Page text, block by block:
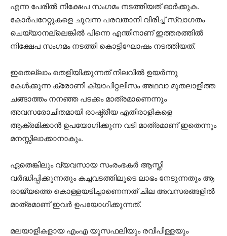
എന്ന പേരില്‍ നിക്ഷേപ സംഗമം നടത്തിയത് ഓര്‍ക്കുക.
കോര്‍പറേറ്റുകളെ ചുവന്ന പരവതാനി വിരിച്ച് സ്വാഗതം
ചെയ്യാനല്ലെങ്കില്‍ പിന്നെ എന്തിനാണ് ഇത്തരത്തില്‍
നിക്ഷേപ സംഗമം നടത്തി കൊട്ടിഘോഷം നടത്തിയത്.
ഇതെല്ലാം തെളിയിക്കുന്നത് നിലവില്‍ ഉയര്‍ന്നു
കേള്‍ക്കുന്ന ക്രോണി ക്യാപിറ്റലിസം അഥവാ മുതലാളിത്ത
ചങ്ങാത്തം നനഞ്ഞ പടക്കം മാത്രമാണെന്നും
അവസരോചിതമായി രാഷ്ട്രീയ എതിരാളികളെ
ആക്രമിക്കാന്‍ ഉപയോഗിക്കുന്ന വടി മാത്രമാണ് ഇതെന്നും
മനസ്സിലാക്കാനാകും.
ഏതെങ്കിലും വ്യവസായ സംരംഭകര്‍ ആസ്തി
വര്‍ദ്ധിപ്പിക്കുന്നതും കച്ചവടത്തിലൂടെ ലാഭം നേടുന്നതും ആ
രാജ്യത്തെ കൊള്ളയടിച്ചാണെന്നത് ചില അവസരങ്ങളില്‍
മാത്രമാണ് ഇവര്‍ ഉപയോഗിക്കുന്നത്.
മലയാളികളായ എംഎ യൂസഫലിയും രവിപിള്ളയും